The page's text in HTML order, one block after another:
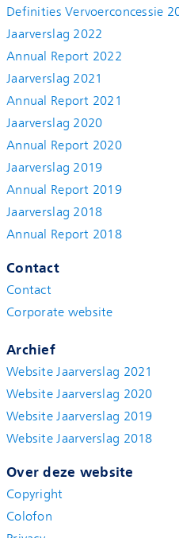
Definities Vervoerconcessie
Jaarverslag 2022
Annual Report 2022
Jaarverslag 2021
Annual Report 2021
Jaarverslag 2020
Annual Report 2020
Jaarverslag 2019
Annual Report 2019
Jaarverslag 2018
Annual Report 2018
Contact
Contact
Corporate website
Archief
Website Jaarverslag 2021
Website Jaarverslag 2020
Website Jaarverslag 2019
Website Jaarverslag 2018
Over deze website
Copyright
Colofon